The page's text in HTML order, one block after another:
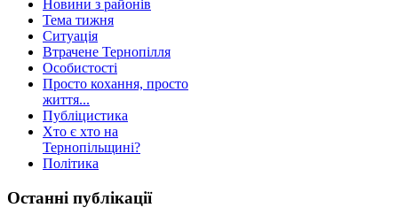
Новини з районів
Тема тижня
Ситуація
Втрачене Тернопілля
Особистості
Просто кохання, просто
життя...
Публіцистика
Хто є хто на
Тернопільщині?
Політика
Останні публікації